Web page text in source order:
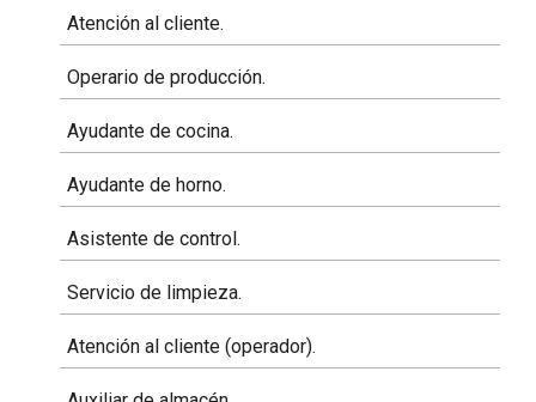
Atención al cliente.
Operario de producción.
Ayudante de cocina.
Ayudante de horno.
Asistente de control.
Servicio de limpieza.
Atención al cliente (operador).